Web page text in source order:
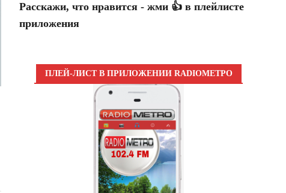
Расскажи, что нравится - жми 👍 в плейлисте
приложения
ПЛЕЙ-ЛИСТ В ПРИЛОЖЕНИИ RADIOМЕТРО